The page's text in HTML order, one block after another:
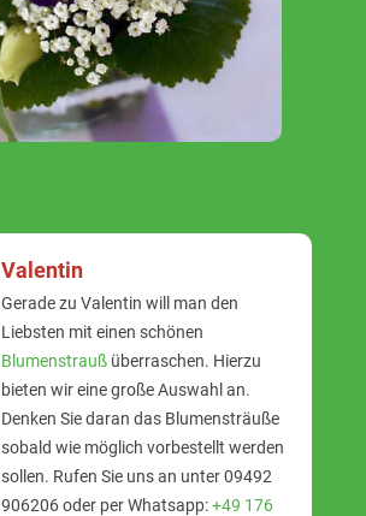
Valentin
Gerade zu Valentin will man den
Liebsten mit einen schönen
Blumenstrauß überraschen. Hierzu
bieten wir eine große Auswahl an.
Denken Sie daran das Blumensträuße
sobald wie möglich vorbestellt werden
sollen. Rufen Sie uns an unter 09492
906206 oder per Whatsapp:+49 176